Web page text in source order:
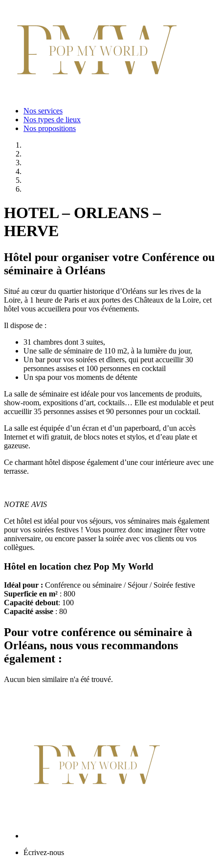
Nos services
Nos types de lieux
Nos propositions
HOTEL – ORLEANS –
HERVE
Hôtel pour organiser votre Conférence ou
séminaire à Orléans
Situé au cœur du quartier historique d’Orléans sur les rives de la
Loire, à 1 heure de Paris et aux portes des Châteaux de la Loire, cet
hôtel vous accueillera pour vos événements.
Il dispose de :
31 chambres dont 3 suites,
Une salle de séminaire de 110 m2, à la lumière du jour,
Un bar pour vos soirées et dîners, qui peut accueillir 30
personnes assises et 100 personnes en cocktail
Un spa pour vos moments de détente
La salle de séminaire est idéale pour vos lancements de produits,
show-room, expositions d’art, cocktails… Elle est modulable et peut
accueillir 35 personnes assises et 90 personnes pour un cocktail.
La salle est équipée d’un écran et d’un paperboard, d’un accès
Internet et wifi gratuit, de blocs notes et stylos, et d’eau plate et
gazeuse.
Ce charmant hôtel dispose également d’une cour intérieure avec une
terrasse.
NOTRE AVIS
Cet hôtel est idéal pour vos séjours, vos séminaires mais également
pour vos soirées festives ! Vous pourrez donc imaginer fêter votre
anniversaire, ou encore passer la soirée avec vos clients ou vos
collègues.
Hôtel en location chez Pop My World
Idéal pour : Conférence ou séminaire / Séjour / Soirée festive
Superficie en m² : 800
Capacité debout: 100
Capacité assise : 80
Pour votre conférence ou séminaire à
Orléans, nous vous recommandons
également :
Aucun bien similaire n'a été trouvé.
Écrivez-nous